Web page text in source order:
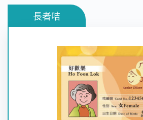
長者咭
長者咭為長者提供一個普遍獲得承
方便他們享用不同的優惠票價,折扣